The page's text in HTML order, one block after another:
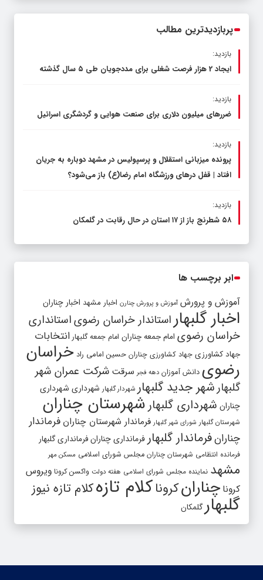
پربازدیدترین مطالب
بازدید:
ایجاد 2 هزار فرصت شغلی برای مددجویان طی ۵ سال گذشته
بازدید:
ضررهای میلیون دلاری برای صنعت هوایی و گردشگری اسرائیل
بازدید:
پرونده میزبانی استقلال و پرسپولیس در مشهد دوباره به جریان
افتاد | قفل در‌های ورزشگاه امام رضا(ع) باز می‌شود؟
بازدید:
۵۸ شطرنج‌ باز از ۱۷ استان در حال رقابت در گلمکان
ابر برچسب ها
آموزش و پرورش آموزش و پرورش چنارن اخبار مشهد اخبار چناران
اخبار گلبهار استاندار خراسان رضویاستانداری
خراسان رضوی امام جمعه چناران امام جمعه گلبهار انتخابات
جهاد کشاورزی جهاد کشاورزی چناران حسین امامی راد خراسان
رضوی دانش آموزان دهه فجر سرقت شرکت عمران شهر
گلبهار شهر جدید گلبهار شهردار گلبهار شهرداری شهرداری
چناران شهرداری گلبهار شهرستان چناران
شهرستان گلبهار شورای شهر گلبهار فرماندار شهرستان چناران فرماندار
چنارانفرماندار گلبهار فرمانداری چنارانفرمانداری گلبهار
فرمانده انتظامی شهرستان چناران مجلس شورای اسلامی مسکن مهر
مشهد نماینده مجلس شورای اسلامی هفته دولت واکسن کرونا ویروس
کرونا چنارانکروناکلام تازهکلام تازه نیوز
گلبهار گلمکان